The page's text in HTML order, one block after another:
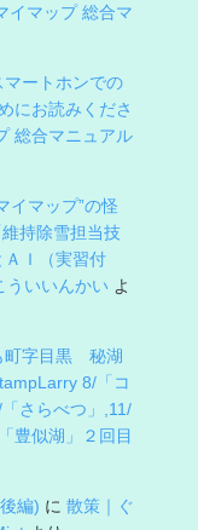
イマップ 総合マ
ートホンでの
にお読みくださ
総合マニュアル
イマップ”の怪
持除雪担当技
Ｉ（実習付
ういいんかい よ
町字目黒 秘湖
8/「コ
さらべつ」,11/
豊似湖」２回目
編) に 散策｜ぐ